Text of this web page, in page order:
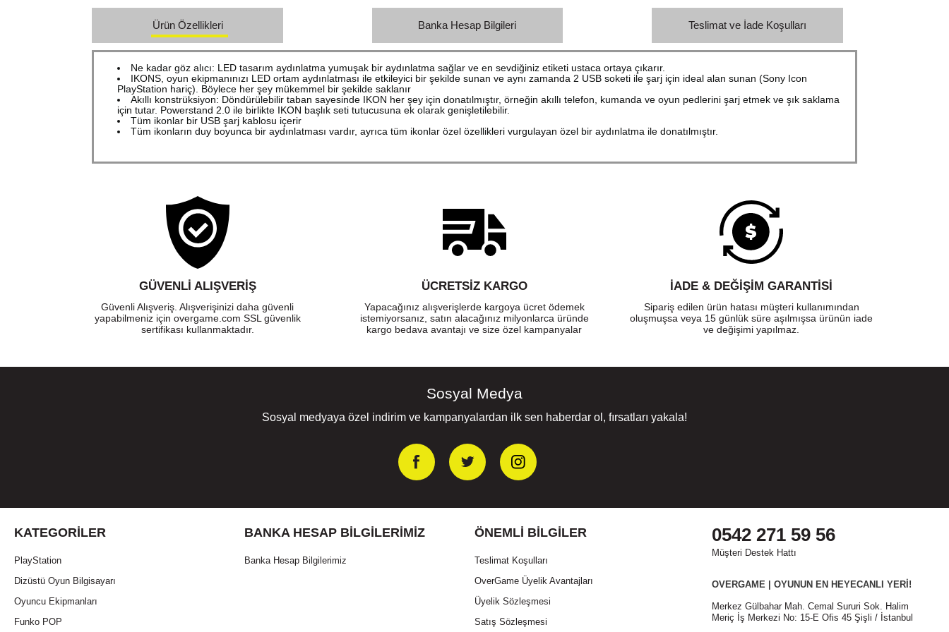
Ürün Özellikleri Banka Hesap Bilgileri Teslimat ve İade Koşulları
Ne kadar göz alıcı: LED tasarım aydınlatma yumuşak bir aydınlatma sağlar ve en sevdiğiniz etiketi ustaca ortaya çıkarır.
IKONS, oyun ekipmanınızı LED ortam aydınlatması ile etkileyici bir şekilde sunan ve aynı zamanda 2 USB soketi ile şarj için ideal alan sunan (Sony Icon
PlayStation hariç). Böylece her şey mükemmel bir şekilde saklanır
Akıllı konstrüksiyon: Döndürülebilir taban sayesinde IKON her şey için donatılmıştır, örneğin akıllı telefon, kumanda ve oyun pedlerini şarj etmek ve şık saklama
için tutar. Powerstand 2.0 ile birlikte IKON başlık seti tutucusuna ek olarak genişletilebilir.
Tüm ikonlar bir USB şarj kablosu içerir
Tüm ikonların duy boyunca bir aydınlatması vardır, ayrıca tüm ikonlar özel özellikleri vurgulayan özel bir aydınlatma ile donatılmıştır.
GÜVENLI ALIŞVERIŞ
Güvenli Alışveriş. Alışverişinizi daha güvenli
yapabilmeniz için overgame.com SSL güvenlik
sertifikası kullanmaktadır.
ÜCRETSIZ KARGO
Yapacağınız alışverişlerde kargoya ücret ödemek
istemiyorsanız, satın alacağınız milyonlarca üründe
kargo bedava avantajı ve size özel kampanyalar
İADE & DEĞİŞİM GARANTİSİ
Sipariş edilen ürün hatası müşteri kullanımından
oluşmuşsa veya 15 günlük süre aşılmışsa ürünün iade
ve değişimi yapılmaz.
Sosyal Medya
Sosyal medyaya özel indirim ve kampanyalardan ilk sen haberdar ol, fırsatları yakala!
KATEGORILER
PlayStation
Dizüstü Oyun Bilgisayarı
Oyuncu Ekipmanları
Funko POP
BANKA HESAP BILGILERIMIZ
Banka Hesap Bilgilerimiz
ÖNEMLI BILGILER
Teslimat Koşulları
OverGame Üyelik Avantajları
Üyelik Sözleşmesi
Satış Sözleşmesi
0542 271 59 56
Müşteri Destek Hattı
OVERGAME | OYUNUN EN HEYECANLI YERİ!
Merkez Gülbahar Mah. Cemal Sururi Sok. Halim
Meriç İş Merkezi No: 15-E Ofis 45 Şişli / İstanbul